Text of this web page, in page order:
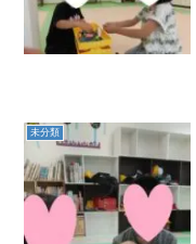
未分類